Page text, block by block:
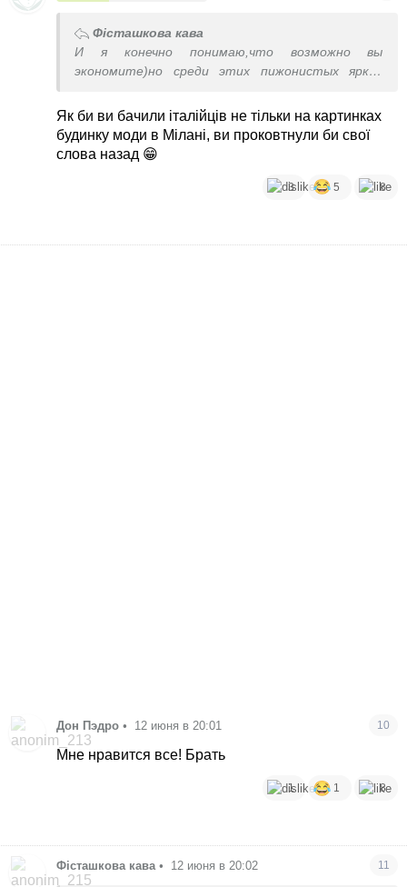
Фісташкова кава
И я конечно понимаю,что возможно вы
экономите)но среди этих пижонистых ярких
невнятные лохмотья как -то некомильфо.
Як би ви бачили італійців не тільки на картинках
будинку моди в Мілані, ви проковтнули би свої
слова назад 😁
3 5 8
Дон Пэдро • 12 июня в 20:01 10
Мне нравится все! Брать
1 1 8
Фісташкова кава • 12 июня в 20:02 11